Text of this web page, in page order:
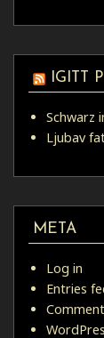
IGITT
Schwarz
Ljubav
META
Log in
Entries